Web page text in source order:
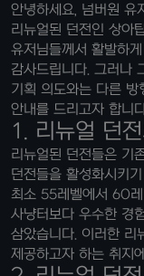
안녕하세요, 넘버원 유
리뉴얼된 던전인 상아
유저님들께서 활발하
감사드립니다. 그러나
기획 의도와는 다른
안내를 드리고자 합니
1. 리뉴얼 던
리뉴얼된 던전들은 기
던전들을 활성화시키
최소 55레벨에서 60
사냥터보다 우수한 경
삼았습니다. 이러한 리
제공하고자 하는 취지